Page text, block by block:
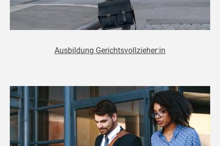
Ausbildung Gerichtsvollzieher:in